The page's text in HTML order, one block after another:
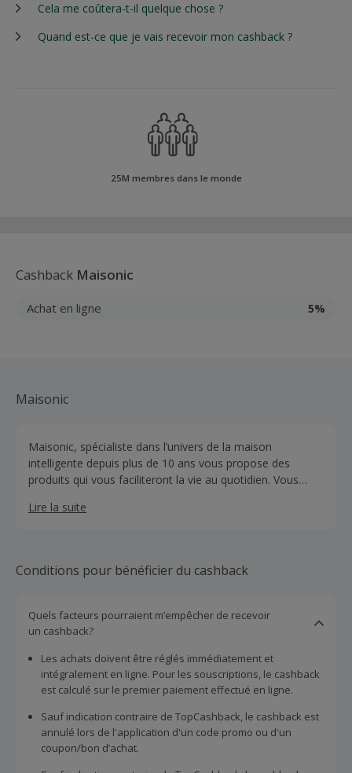
Cela me coûtera-t-il quelque chose ?
Quand est-ce que je vais recevoir mon cashback ?
25M membres dans le monde
Cashback Maisonic
Achat en ligne 5%
Maisonic
Maisonic, spécialiste dans l’univers de la maison
intelligente depuis plus de 10 ans vous propose des
produits qui vous faciliteront la vie au quotidien. Vous
dans votre voiture, accueillir vos visiteurs depuis votre
absence grâce à leurs caméras de sécurité.
Lire la suite
Conditions pour bénéficier du cashback
Quels facteurs pourraient m’empêcher de recevoir
un cashback?
Les achats doivent être réglés immédiatement et
intégralement en ligne. Pour les souscriptions, le cashback
est calculé sur le premier paiement effectué en ligne.
Sauf indication contraire de TopCashback, le cashback est
annulé lors de l'application d'un code promo ou d'un
coupon/bon d’achat.